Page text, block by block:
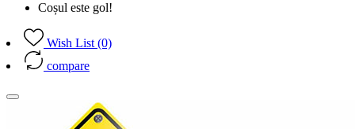
Coșul este gol!
Wish List (0)
compare